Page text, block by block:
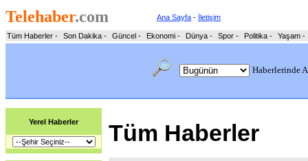
Telehaber.com Ana Sayfa - İletişim
Tüm Haberler - Son Dakika - Güncel - Ekonomi - Dünya - Spor - Politika - Yaşam -
Haberlerinde
Yerel Haberler Tüm Haberler